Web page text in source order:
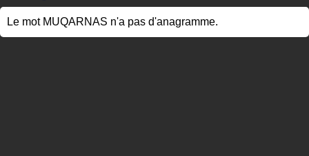
Le mot MUQARNAS n'a pas d'anagramme.